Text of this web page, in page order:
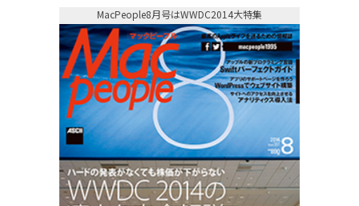
MacPeople8月号はWWDC2014大特集